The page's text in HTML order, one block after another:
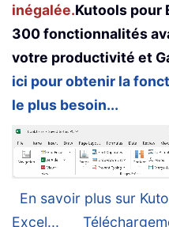
inégalée.Kutools pour
300 fonctionnalités
votre productivité et
ici pour obtenir la
le plus besoin...
En savoir plus sur
Excel...